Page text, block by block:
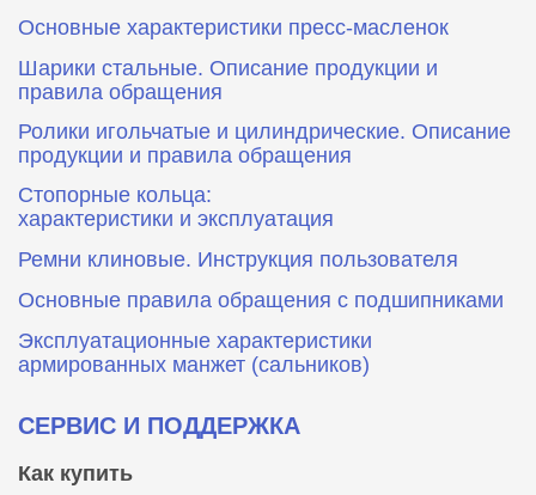
Основные характеристики пресс‑масленок
Шарики стальные. Описание продукции и
правила обращения
Ролики игольчатые и цилиндрические. Описание
продукции и правила обращения
Стопорные кольца:
характеристики и эксплуатация
Ремни клиновые. Инструкция пользователя
Основные правила обращения с подшипниками
Эксплуатационные характеристики
армированных манжет (сальников)
СЕРВИС И ПОДДЕРЖКА
Как купить